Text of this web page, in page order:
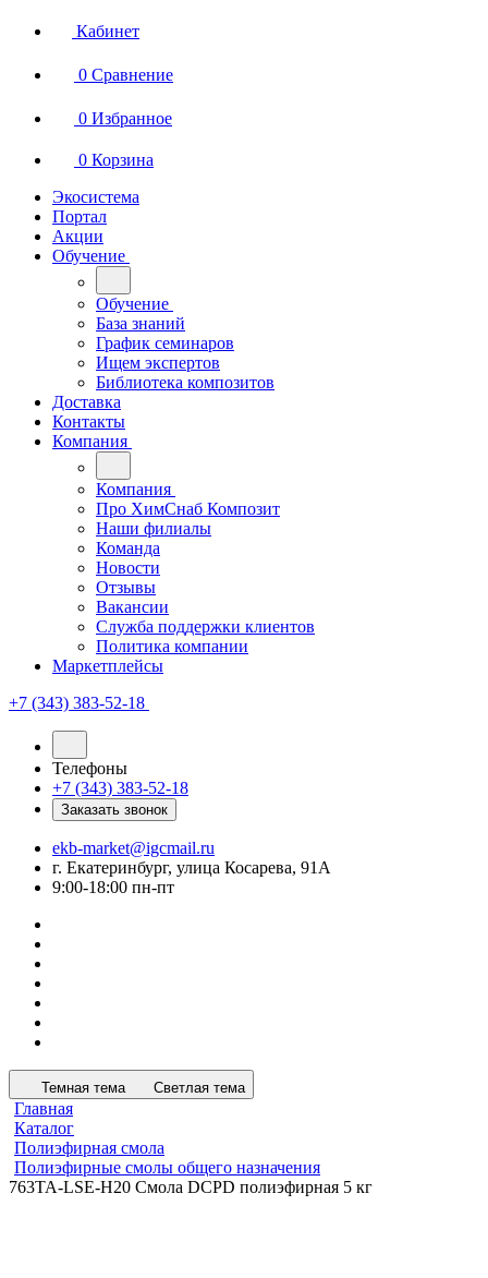
Кабинет
0 Сравнение
0 Избранное
0 Корзина
Экосистема
Портал
Акции
Обучение
Обучение
База знаний
График семинаров
Ищем экспертов
Библиотека композитов
Доставка
Контакты
Компания
Компания
Про ХимСнаб Композит
Наши филиалы
Команда
Новости
Отзывы
Вакансии
Служба поддержки клиентов
Политика компании
Маркетплейсы
+7 (343) 383-52-18
Телефоны
+7 (343) 383-52-18
Заказать звонок
ekb-market@igcmail.ru
г. Екатеринбург, улица Косарева, 91А
9:00-18:00 пн-пт
Темная тема Светлая тема
Главная
Каталог
Полиэфирная смола
Полиэфирные смолы общего назначения
763TA-LSE-H20 Смола DCPD полиэфирная 5 кг